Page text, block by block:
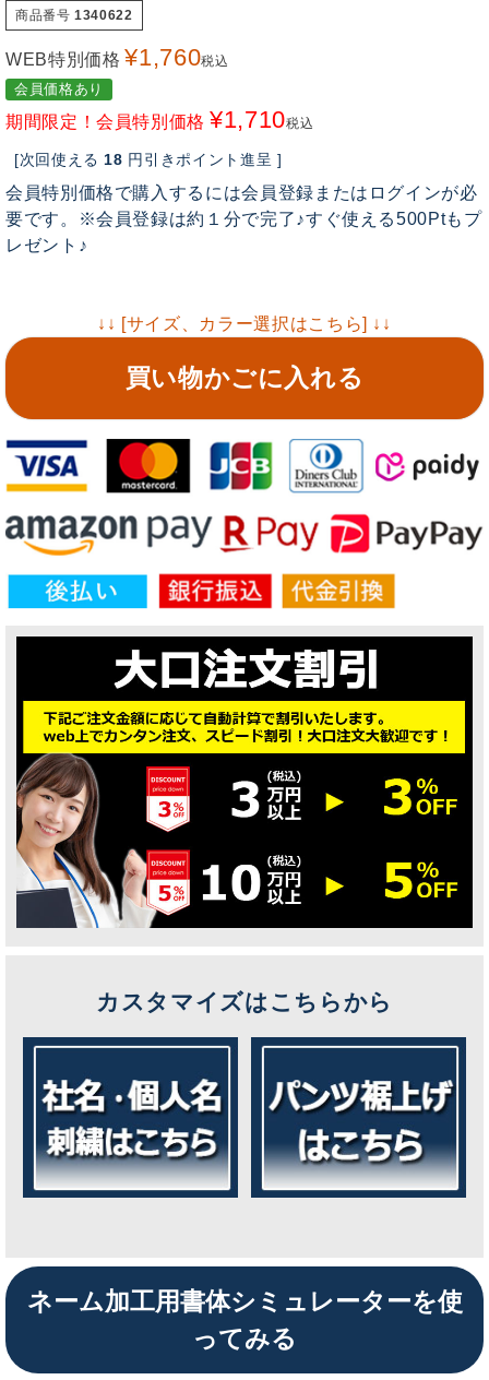
商品番号 1340622
WEB特別価格 ¥1,760税込
会員価格あり
期間限定！会員特別価格 ¥1,710税込
[次回使える 18 円引きポイント進呈 ]
会員特別価格で購入するには会員登録またはログインが必
要です。※会員登録は約１分で完了♪すぐ使える500Ptもプ
レゼント♪
↓↓ [サイズ、カラー選択はこちら] ↓↓
買い物かごに入れる
カスタマイズはこちらから
ネーム加工用書体シミュレーターを使
ってみる